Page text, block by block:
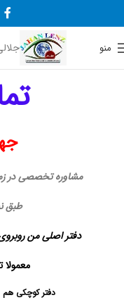
منو
مشاوره تخصصی در
طبق
دفتر اصلی من
معمولا تا
دفتر کوچکی